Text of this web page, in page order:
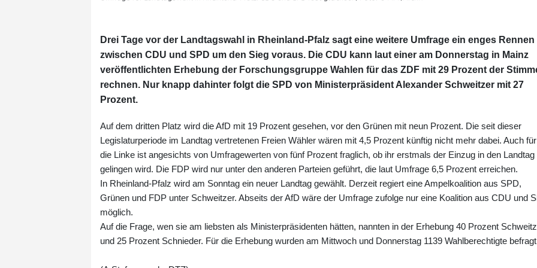
Drei Tage vor der Landtagswahl in Rheinland-Pfalz sagt eine weitere Umfrage ein enges Rennen
zwischen CDU und SPD um den Sieg voraus. Die CDU kann laut einer am Donnerstag in Mainz
veröffentlichten Erhebung der Forschungsgruppe Wahlen für das ZDF mit 29 Prozent der
rechnen. Nur knapp dahinter folgt die SPD von Ministerpräsident Alexander Schweitzer mit 27
Prozent.
Auf dem dritten Platz wird die AfD mit 19 Prozent gesehen, vor den Grünen mit neun Prozent. Die seit dieser
Legislaturperiode im Landtag vertretenen Freien Wähler wären mit 4,5 Prozent künftig nicht mehr dabei. Auch für
die Linke ist angesichts von Umfragewerten von fünf Prozent fraglich, ob ihr erstmals der Einzug in den Landtag
gelingen wird. Die FDP wird nur unter den anderen Parteien geführt, die laut Umfrage 6,5 Prozent erreichen.
In Rheinland-Pfalz wird am Sonntag ein neuer Landtag gewählt. Derzeit regiert eine Ampelkoalition aus SPD,
Grünen und FDP unter Schweitzer. Abseits der AfD wäre der Umfrage zufolge nur eine Koalition aus CDU und
möglich.
Auf die Frage, wen sie am liebsten als Ministerpräsidenten hätten, nannten in der Erhebung 40 Prozent
und 25 Prozent Schnieder. Für die Erhebung wurden am Mittwoch und Donnerstag 1139 Wahlberechtigte